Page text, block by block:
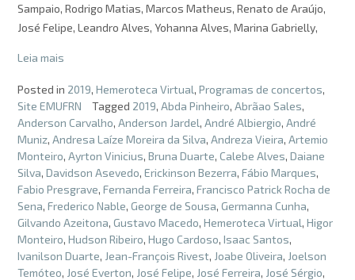
Sampaio, Rodrigo Matias, Marcos Matheus, Renato de Araújo,
José Felipe, Leandro Alves, Yohanna Alves, Marina Gabrielly,
Leia mais
Posted in 2019, Hemeroteca Virtual, Programas de concertos,
Site EMUFRN
Tagged 2019, Abda Pinheiro, Abrãao Sales,
Anderson Carvalho, Anderson Jardel, André Albiergio, André
Muniz, Andresa Laíze Moreira da Silva, Andreza Vieira, Artemio
Monteiro, Ayrton Vinicius, Bruna Duarte, Calebe Alves, Daiane
Silva, Davidson Asevedo, Erickinson Bezerra, Fábio Marques,
Fabio Presgrave, Fernanda Ferreira, Francisco Patrick Rocha de
Sena, Frederico Nable, George de Sousa, Germanna Cunha,
Gilvando Azeitona, Gustavo Macedo, Hemeroteca Virtual, Higor
Monteiro, Hudson Ribeiro, Hugo Cardoso, Isaac Santos,
Ivanilson Duarte, Jean-François Rivest, Joabe Oliveira, Joelson
Temóteo, José Everton, José Felipe, José Ferreira, José Sérgio,